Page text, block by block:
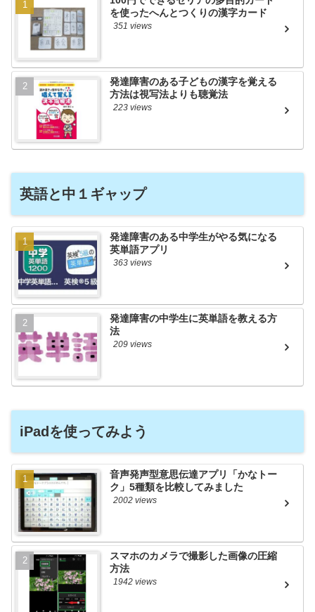
を使ったへんとつくりの漢字カード
351 views
発達障害のある子どもの漢字を覚える
方法は視写法よりも聴覚法
223 views
英語と中１ギャップ
発達障害のある中学生がやる気になる
英単語アプリ
363 views
発達障害の中学生に英単語を教える方
法
209 views
iPadを使ってみよう
音声発声型意思伝達アプリ「かなトー
ク」5種類を比較してみました
2002 views
スマホのカメラで撮影した画像の圧縮
方法
1942 views